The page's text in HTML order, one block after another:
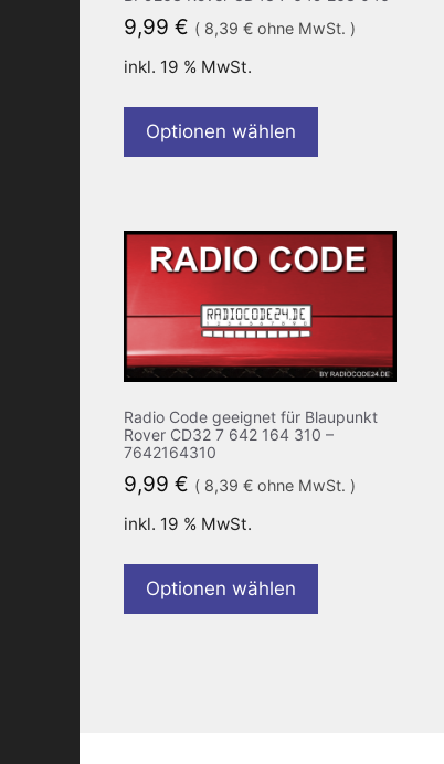
9,99 € ( 8,39 € ohne MwSt. )
inkl. 19 % MwSt.
Optionen wählen
Radio Code geeignet für Blaupunkt
Rover CD32 7 642 164 310 –
7642164310
9,99 € ( 8,39 € ohne MwSt. )
inkl. 19 % MwSt.
Optionen wählen